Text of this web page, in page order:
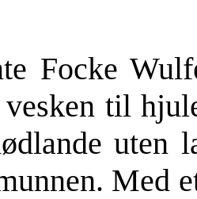
Focke
til
uten
Med